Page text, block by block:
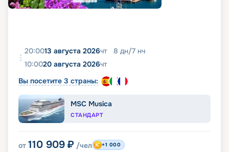
20:0013 августа 2026чт 8 дн/7 нч
10:0020 августа 2026чт
Вы посетите 3 страны:
MSC Musica
СТАНДАРТ
от 110 909 ₽ /чел +1 000